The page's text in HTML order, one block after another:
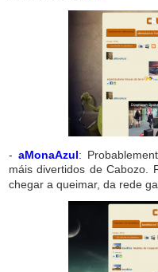
- aMonaAzul:
máis divertidos deCabozo.
chegar a queimar, da rede